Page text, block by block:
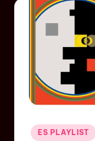
ES PLAYLIST